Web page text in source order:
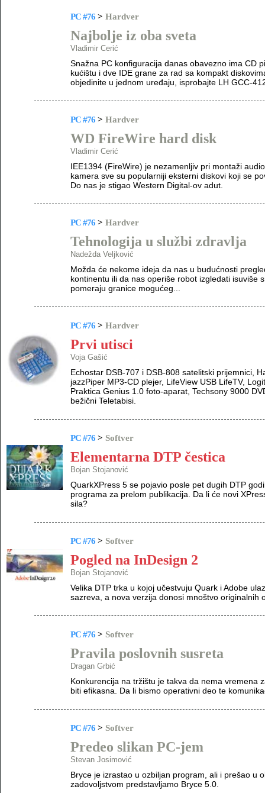
PC #76 > Hardver
Najbolje iz oba sveta
Vladimir Cerić
Snažna PC konfiguracija danas obavezno ima CD
kućištu i dve IDE grane za rad sa kompakt
objedinite u jednom uređaju, isprobajte LH GCC-
PC #76 > Hardver
WD FireWire hard disk
Vladimir Cerić
IEE1394 (FireWire) je nezamenljiv pri montaži
kamera sve su popularniji eksterni diskovi koji se
Do nas je stigao Western Digital-ov adut.
PC #76 > Hardver
Tehnologija u službi zdravlja
Nadežda Veljković
Možda će nekome ideja da nas u budućnosti
kontinentu ili da nas operiše robot izgledati isuviše
pomeraju granice mogućeg...
PC #76 > Hardver
Prvi utisci
Voja Gašić
Echostar DSB-707 i DSB-808 satelitski prijemnici,
jazzPiper MP3-CD plejer, LifeView USB LifeTV,
Praktica Genius 1.0 foto-aparat, Techsony 9000
bežični Teletabisi.
PC #76 > Softver
Elementarna DTP čestica
Bojan Stojanović
QuarkXPress 5 se pojavio posle pet dugih DTP
programa za prelom publikacija. Da li će novi
sila?
PC #76 > Softver
Pogled na InDesign 2
Bojan Stojanović
Velika DTP trka u kojoj učestvuju Quark i Adobe
sazreva, a nova verzija donosi mnoštvo originalnih
PC #76 > Softver
Pravila poslovnih susreta
Dragan Grbić
Konkurencija na tržištu je takva da nema vremena
biti efikasna. Da li bismo operativni deo te
PC #76 > Softver
Predeo slikan PC-jem
Stevan Josimović
Bryce je izrastao u ozbiljan program, ali i prešao u
zadovoljstvom predstavljamo Bryce 5.0.